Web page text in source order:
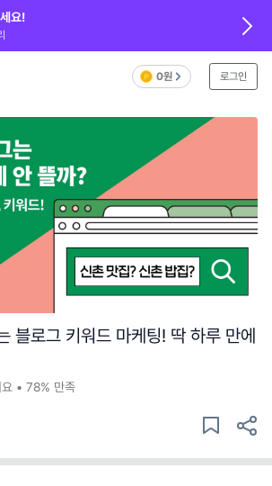
0원 로그인
요!
블로그 키워드 마케팅! 딱 하루 만에
• 78% 만족